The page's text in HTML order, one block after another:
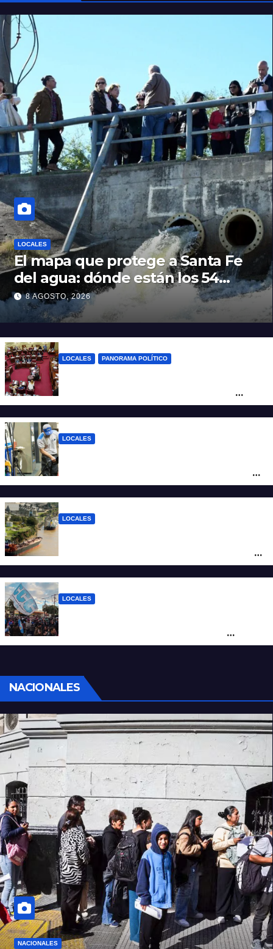
LOCALES
El mapa que protege a Santa Fe
del agua: dónde están los 54
puntos de bombeo
8 AGOSTO, 2026
LOCALES PANORAMA POLÍTICO
Santa Fe
LOCALES
ciudad de Santa Fe: la nafta súper superó
los $2.100 y llenar el tanque cuesta más
LOCALES
posicionar los puertos del sur de Santa Fe
como salida para las exportaciones
LOCALES
sociales y sindicales
NACIONALES
NACIONALES